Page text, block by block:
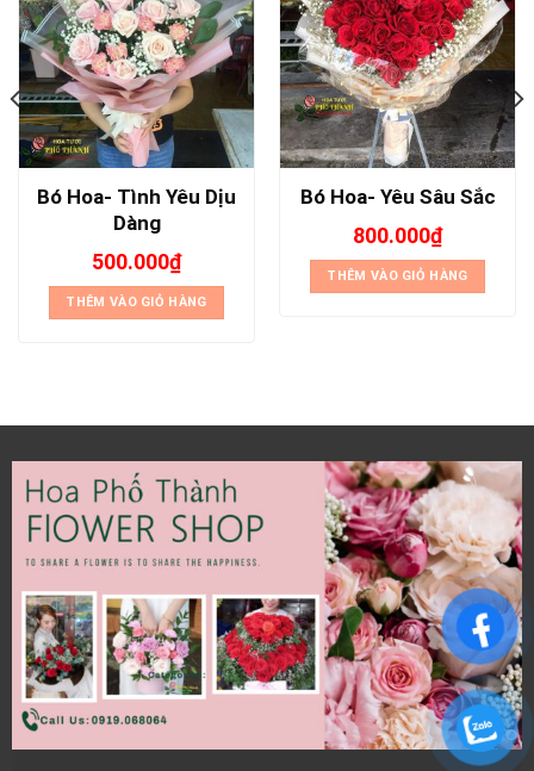
Bó Hoa- Tình Yêu Dịu
Dàng
500.000₫
THÊM VÀO GIỎ HÀNG
Bó Hoa- Yêu Sâu Sắc
800.000₫
THÊM VÀO GIỎ HÀNG